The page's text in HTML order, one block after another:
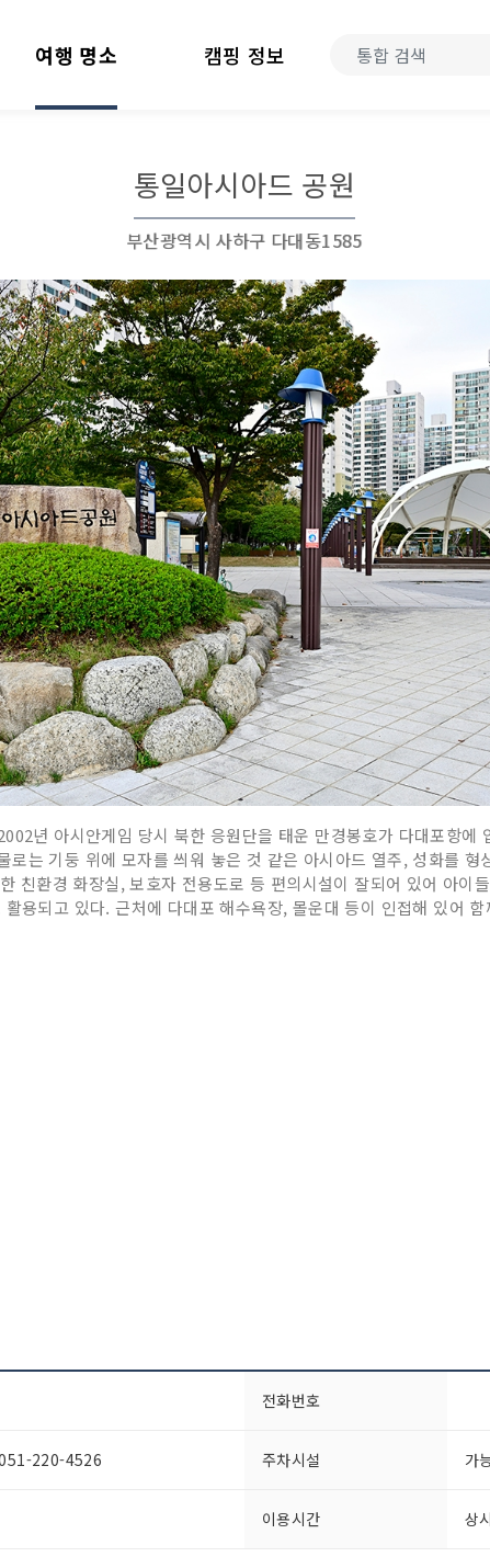
여행 명소 캠핑 정보
통일아시아드 공원
부산광역시 사하구 다대동1585
년 아시안게임 당시 북한 응원단을 태운 만경봉호가 다대포항
로는 기둥 위에 모자를 씌워 놓은 것 같은 아시아드 열주, 성화를
친환경 화장실, 보호자 전용도로 등 편의시설이 잘되어 있어 아이
용되고 있다. 근처에 다대포 해수욕장, 몰운대 등이 인접해 있어
전화번호
220-4526 주차시설 가
이용시간 상